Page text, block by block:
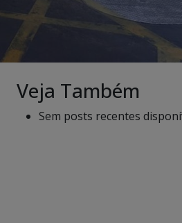
Veja Também
Sem posts recentes